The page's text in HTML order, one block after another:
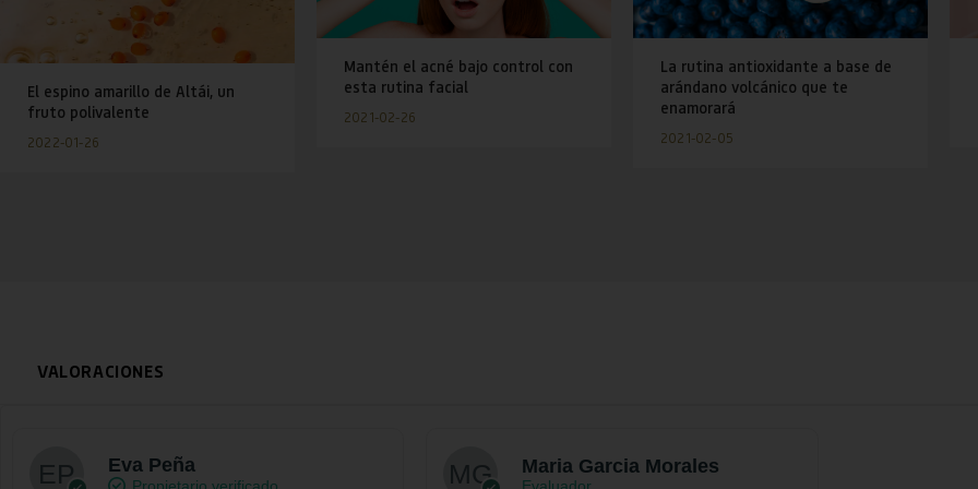
El espino amarillo de Altái, un
fruto polivalente
2022-01-26
Mantén el acné bajo control con
esta rutina facial
2021-02-26
La rutina antioxidante a base de
arándano volcánico que te
enamorará
2021-02-05
VALORACIONES
Eva Peña
Propietario verificado
Maria Garcia Morales
Evaluador